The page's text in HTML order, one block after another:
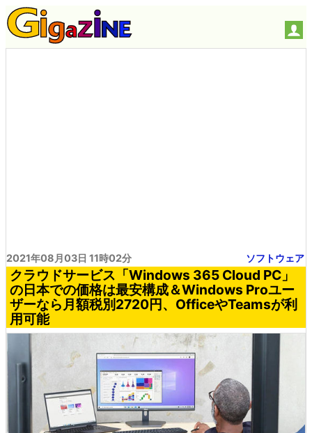
2021年08月03日 11時02分 ソフトウェア
クラウドサービス「Windows 365 Cloud PC」
の日本での価格は最安構成＆Windows Proユー
ザーなら月額税別2720円、OfficeやTeamsが利
用可能